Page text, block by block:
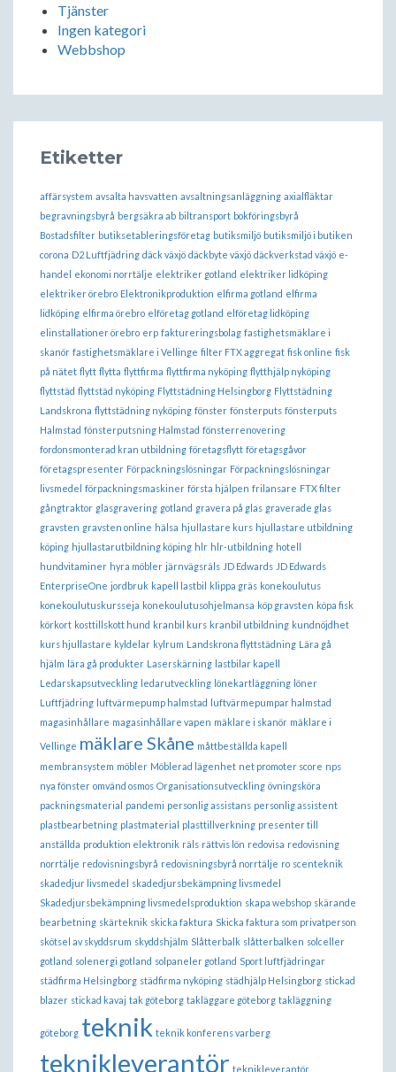
Tjänster
Ingen kategori
Webbshop
Etiketter
affärsystem avsalta havsvatten avsaltningsanläggning axialfläktar
begravningsbyrå bergsäkra ab biltransport bokföringsbyrå
Bostadsfilter butiksetableringsföretag butiksmiljö butiksmiljö i butiken
corona D2 Luftfjädring däck växjö däckbyte växjö däckverkstad växjö e-
handel ekonomi norrtälje elektriker gotland elektriker lidköping
elektriker örebro Elektronikproduktion elfirma gotland elfirma
lidköping elfirma örebro elföretag gotland elföretag lidköping
elinstallationer örebro erp faktureringsbolag fastighetsmäklare i
skanör fastighetsmäklare i Vellinge filter FTX aggregat fisk online fisk
på nätet flytt flytta flyttfirma flyttfirma nyköping flytthjälp nyköping
flyttstäd flyttstäd nyköping Flyttstädning Helsingborg Flyttstädning
Landskrona flyttstädning nyköping fönster fönsterputs fönsterputs
Halmstad fönsterputsning Halmstad fönsterrenovering
fordonsmonterad kran utbildning företagsflytt företagsgåvor
företagspresenter Förpackningslösningar Förpackningslösningar
livsmedel förpackningsmaskiner första hjälpen frilansare FTX filter
gångtraktor glasgravering gotland gravera på glas graverade glas
gravsten gravsten online hälsa hjullastare kurs hjullastare utbildning
köping hjullastarutbildning köping hlr hlr-utbildning hotell
hundvitaminer hyra möbler järnvägsräls JD Edwards JD Edwards
EnterpriseOne jordbruk kapell lastbil klippa gräs konekoulutus
konekoulutuskursseja konekoulutusohjelmansa köp gravsten köpa fisk
körkort kosttillskott hund kranbil kurs kranbil utbildning kundnöjdhet
kurs hjullastare kyldelar kylrum Landskrona flyttstädning Lära gå
hjälm lära gå produkter Laserskärning lastbilar kapell
Ledarskapsutveckling ledarutveckling lönekartläggning löner
Luftfjädring luftvärmepump halmstad luftvärmepumpar halmstad
magasinhållare magasinhållare vapen mäklare i skanör mäklare i
Vellinge mäklare Skåne måttbeställda kapell
membransystem möbler Möblerad lägenhet net promoter score nps
nya fönster omvänd osmos Organisationsutveckling övningsköra
packningsmaterial pandemi personlig assistans personlig assistent
plastbearbetning plastmaterial plasttillverkning presenter till
anställda produktion elektronik räls rättvis lön redovisa redovisning
norrtälje redovisningsbyrå redovisningsbyrå norrtälje ro scenteknik
skadedjur livsmedel skadedjursbekämpning livsmedel
Skadedjursbekämpning livsmedelsproduktion skapa webshop skärande
bearbetning skärteknik skicka faktura Skicka faktura som privatperson
skötsel av skyddsrum skyddshjälm Slåtterbalk slåtterbalken solceller
gotland solenergi gotland solpaneler gotland Sport luftfjädringar
städfirma Helsingborg städfirma nyköping städhjälp Helsingborg stickad
blazer stickad kavaj tak göteborg takläggare göteborg takläggning
göteborg teknik teknik konferens varberg
teknikleverantör teknikleverantör